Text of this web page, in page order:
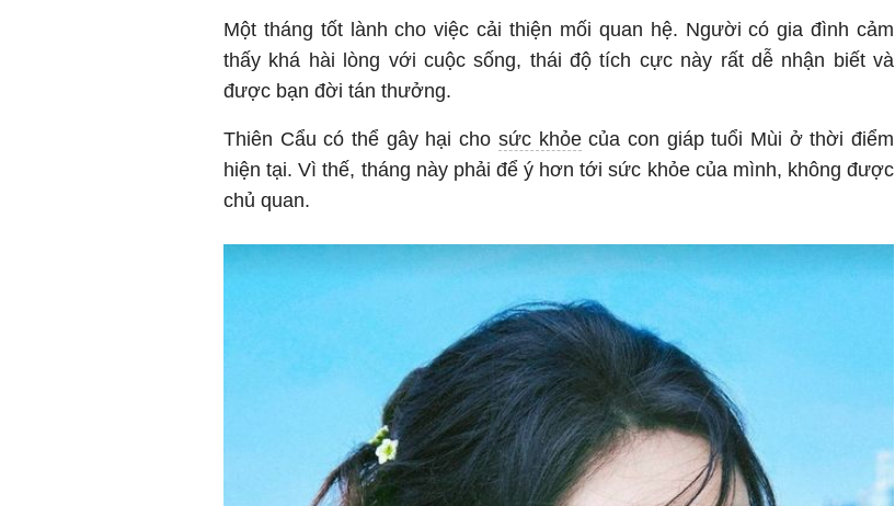
Một tháng tốt lành cho việc cải thiện mối quan hệ. Người có gia đình cảm
thấy khá hài lòng với cuộc sống, thái độ tích cực này rất dễ nhận biết và
được bạn đời tán thưởng.
Thiên Cẩu có thể gây hại cho sức khỏecủa con giáp tuổi Mùi ở thời điểm
hiện tại. Vì thế, tháng này phải để ý hơn tới sức khỏe của mình, không được
chủ quan.